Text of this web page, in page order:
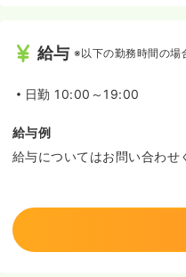
給与 ※以下の勤務時間の場
日勤 10:00～19:00
給与例
給与についてはお問い合わせ